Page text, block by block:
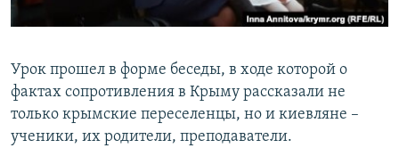
Урок прошел в форме беседы, в ходе которой о
фактах сопротивления в Крыму рассказали не
только крымские переселенцы, но и киевляне –
ученики, их родители, преподаватели.